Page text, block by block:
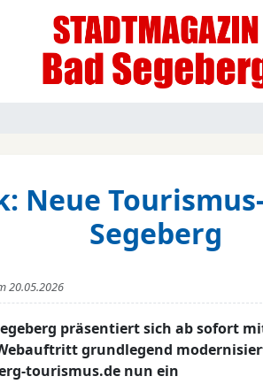
Neue
Segeberg
20.05.2026
präsentiert sich ab sofort
grundlegend
tourismus.de nun ein